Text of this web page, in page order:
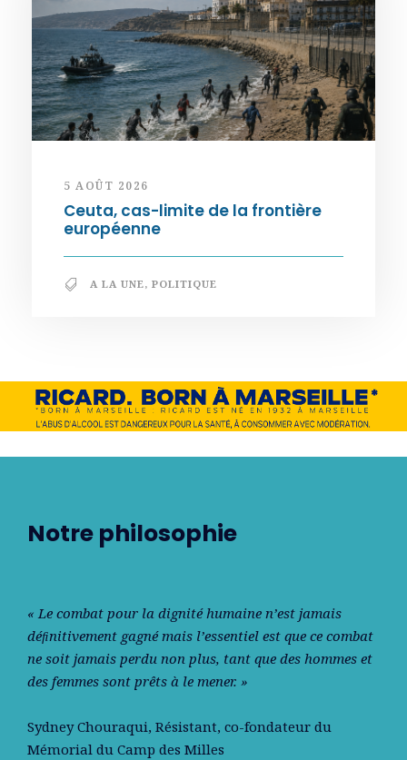
5 AOÛT 2026
Ceuta, cas-limite de la frontière
européenne
A LA UNE, POLITIQUE
Notre philosophie
« Le combat pour la dignité humaine n’est jamais
déﬁnitivement gagné mais l’essentiel est que ce combat
ne soit jamais perdu non plus, tant que des hommes et
des femmes sont prêts à le mener. »
Sydney Chouraqui, Résistant, co-fondateur du
Mémorial du Camp des Milles